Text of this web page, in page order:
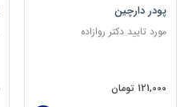
پودر دارچین
مورد تایید دکتر روازاده
121,000 تومان